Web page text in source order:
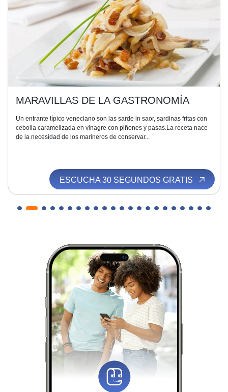
MARAVILLAS DE LA GASTRONOMÍA
Un entrante típico veneciano son las sarde in saor, sardinas fritas con
cebolla caramelizada en vinagre con piñones y pasas.La receta nace
de la necesidad de los marineros de conservar...
ESCUCHA 30 SEGUNDOS GRATIS